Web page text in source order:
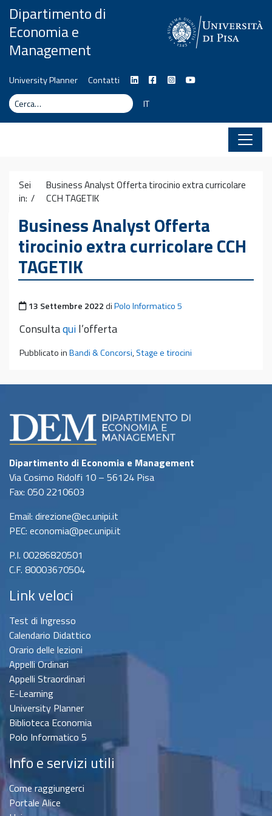
Vai al contenuto
Dipartimento di
Economia e
Management
University Planner
Contatti
Cerca
CercaIT
Sei
in: /
Business Analyst Offerta tirocinio extra curricolare
CCH TAGETIK
Business Analyst Offerta
tirocinio extra curricolare CCH
TAGETIK
Pubblicato il
13 Settembre 2022diPolo Informatico 5
Consultaquil’offerta
Pubblicato inBandi & Concorsi,Stage e tirocini
Dipartimento di Economia e Management
Via Cosimo Ridolfi 10 – 56124 Pisa
Fax: 050 2210603
Email: direzione@ec.unipi.it
PEC: economia@pec.unipi.it
P.I. 00286820501
C.F. 80003670504
Link veloci
Test di Ingresso
Calendario Didattico
Orario delle lezioni
Appelli Ordinari
Appelli Straordinari
E-Learning
University Planner
Biblioteca Economia
Polo Informatico 5
Info e servizi utili
Come raggiungerci
Portale Alice